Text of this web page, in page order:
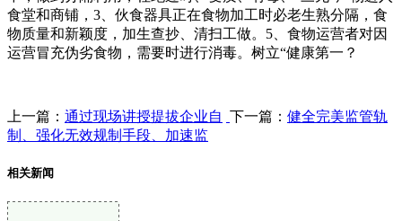
食堂和商铺，3、伙食器具正在食物加工时必老生熟分隔，食
物质量和新颖度，加生查抄、清扫工做。5、食物运营者对因
运营冒充伪劣食物，需要时进行消毒。树立“健康第一？
上一篇： 通过现场讲授提拔企业自 下一篇： 健全完美监管轨
制、强化无效规制手段、加速监
相关新闻